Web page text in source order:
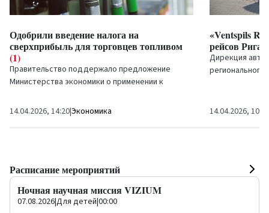
Одобрили введение налога на
сверхприбыль для торговцев топливом
(1)
Правительство поддержало предложение
Министерства экономики о применении к
так называемого налога на...
14.04.2026, 14:20|Экономика
«Ventspils
рейсов
Дирекция
14.04.2026, 10:07
Расписание мероприятий
Ночная научная миссия VIZIUM
07.08.2026|Для детей|00:00